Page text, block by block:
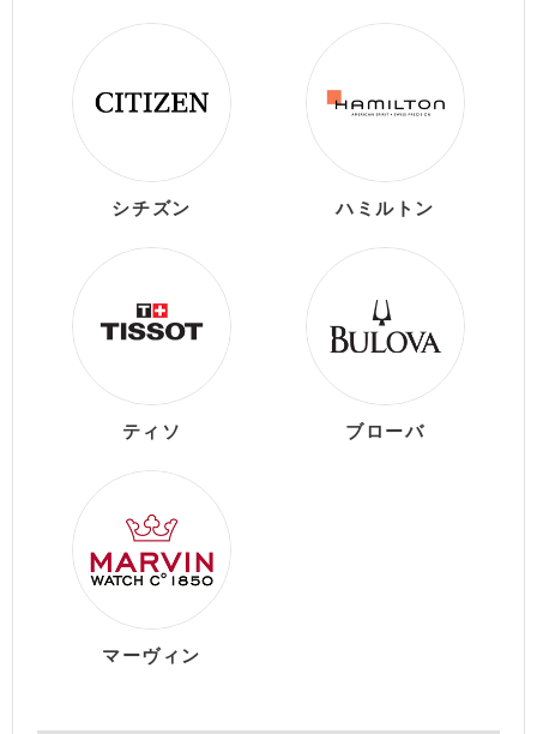
シチズン ハミルトン
ティソ ブローバ
マーヴィン